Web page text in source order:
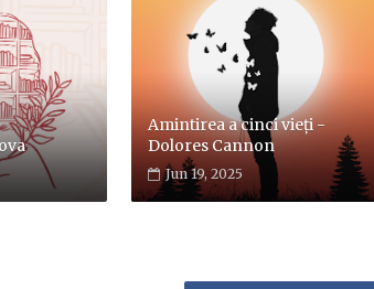
Amintirea a cinci vieți -
Dolores Cannon
Jun 19, 2025